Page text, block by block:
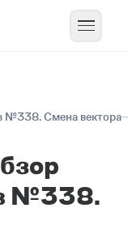
№338. Смена вектора
№338.